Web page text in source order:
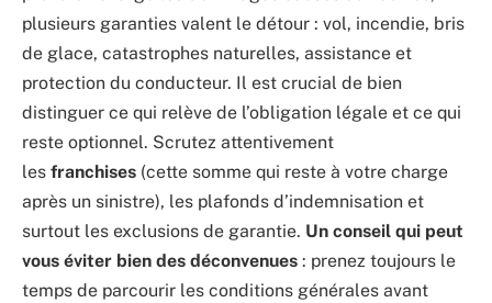
plusieurs garanties valent le détour : vol, incendie, bris
de glace, catastrophes naturelles, assistance et
protection du conducteur. Il est crucial de bien
distinguer ce qui relève de l’obligation légale et ce qui
reste optionnel. Scrutez attentivement
les franchises (cette somme qui reste à votre charge
après un sinistre), les plafonds d’indemnisation et
surtout les exclusions de garantie. Un conseil qui peut
vous éviter bien des déconvenues : prenez toujours le
temps de parcourir les conditions générales avant